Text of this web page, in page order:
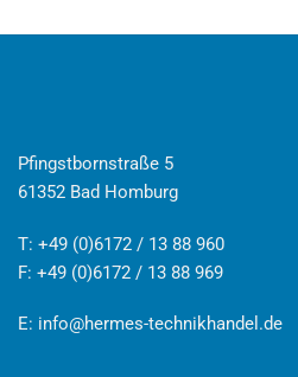
Pfingstbornstraße 5
61352 Bad Homburg
T: +49 (0)6172 / 13 88 960
F: +49 (0)6172 / 13 88 969
E: info@hermes-technikhandel.de